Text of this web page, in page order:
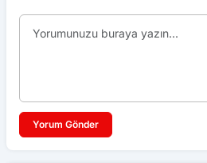
Yorum Gönder